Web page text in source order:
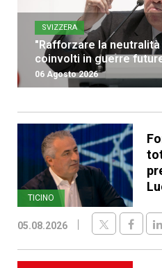
SVIZZERA
"Rafforzare la
coinvolti in guerre
06 Agosto 2026
TICINO
05.08.2026